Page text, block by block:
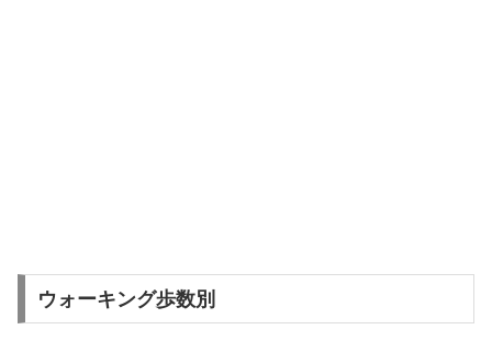
ウォーキング歩数別